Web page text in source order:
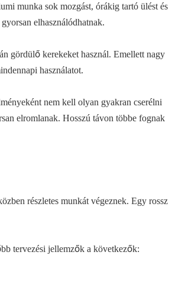
munka sok mozgást, órákig tartó ülést és
elhasználódhatnak.
gördülő kerekeket használ. Emellett nagy
használatot.
nem kell olyan gyakran cserélni
elromlanak. Hosszú távon többe fognak
részletes munkát végeznek. Egy rossz
tervezési jellemzők a következők: